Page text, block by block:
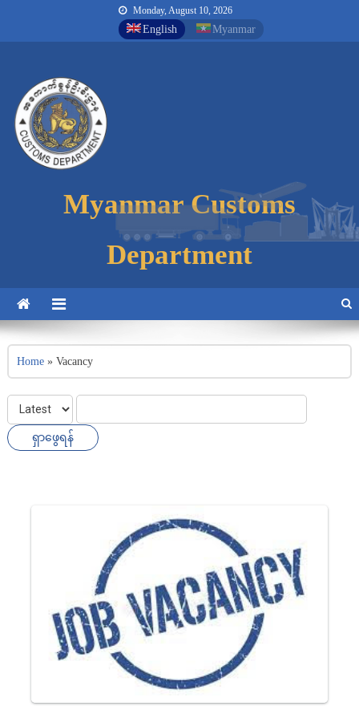
Monday, August 10, 2026
English Myanmar
Myanmar Customs
Department
Home» Vacancy